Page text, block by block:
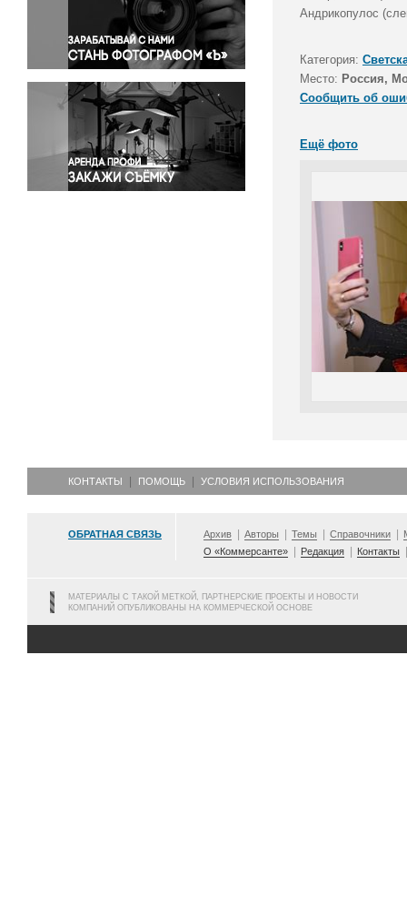
Правосудие
Происшествия и конфликты
Религия
Светская жизнь
Спорт
Экология
Экономика и бизнес
Андрикопулос
Категория:
Место: Россия,
Сообщить об
Ещё фото
КОНТАКТЫ ПОМОЩЬ УСЛОВИЯ ИСПОЛЬЗОВАНИЯ
ОБРАТНАЯ СВЯЗЬ Архив Авторы Темы Справочники
О «Коммерсанте»
Редакция Контакты
МАТЕРИАЛЫ С ТАКОЙ МЕТКОЙ, ПАРТНЕРСКИЕ ПРОЕКТЫ И НОВОСТИ
КОМПАНИЙ ОПУБЛИКОВАНЫ НА КОММЕРЧЕСКОЙ ОСНОВЕ